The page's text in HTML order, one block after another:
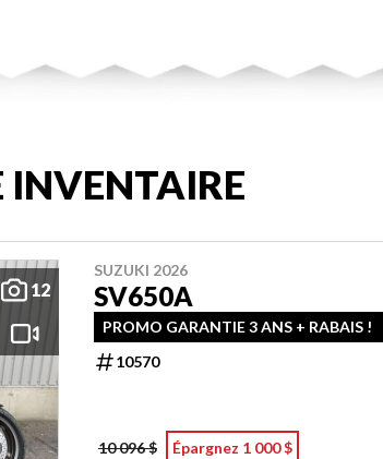
INVENTAIRE
12
SUZUKI 2026
SV650A
PROMO GARANTIE 3 ANS + RABAIS !
10570
10 096 $ Épargnez 1 000 $